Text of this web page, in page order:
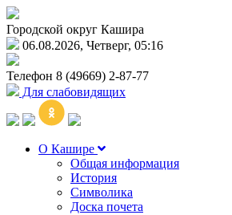
Городской округ Кашира
06.08.2026, Четверг, 05:16
Телефон 8 (49669) 2-87-77
Для слабовидящих
О Кашире
Общая информация
История
Символика
Доска почета